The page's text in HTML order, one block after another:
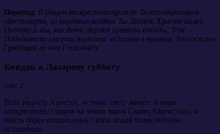
Перевод: В общем воскресении прежде Твоего страдания
удостоверяя, из мертвых воздвиг Ты Лазаря, Христе Боже.
Потому и мы, как дети, держа символы победы, Тебе –
Победителю смерти воззовем: «Осанна в вышних, благословен
Грядущий во имя Господне!»
Кондак в Лазареву субботу
глас 2
Всех ра́дость Христо́с, и́стина, свет,/ живо́т, и ми́ра
воскресе́ние,/ су́щим на земли́ яви́ся Свое́ю бла́гостию,/ и
бысть о́браз воскресе́ния,// всем подая́ боже́ственное
оставле́ние.